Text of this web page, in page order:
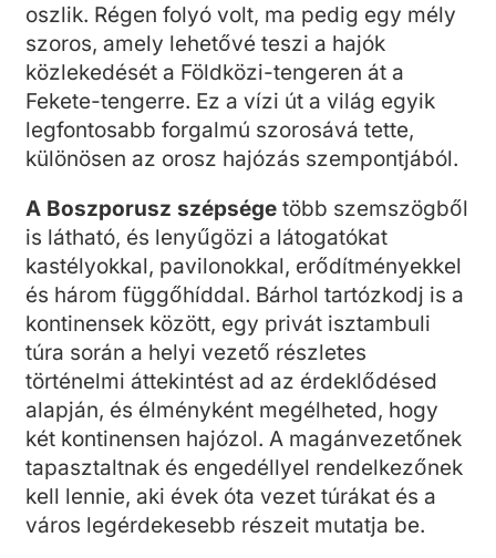
oszlik. Régen folyó volt, ma pedig egy mély
szoros, amely lehetővé teszi a hajók
közlekedését a Földközi-tengeren át a
Fekete-tengerre. Ez a vízi út a világ egyik
legfontosabb forgalmú szorosává tette,
különösen az orosz hajózás szempontjából.
A Boszporusz szépsége több szemszögből
is látható, és lenyűgözi a látogatókat
kastélyokkal, pavilonokkal, erődítményekkel
és három függőhíddal. Bárhol tartózkodj is a
kontinensek között, egy privát isztambuli
túra során a helyi vezető részletes
történelmi áttekintést ad az érdeklődésed
alapján, és élményként megélheted, hogy
két kontinensen hajózol. A magánvezetőnek
tapasztaltnak és engedéllyel rendelkezőnek
kell lennie, aki évek óta vezet túrákat és a
város legérdekesebb részeit mutatja be.